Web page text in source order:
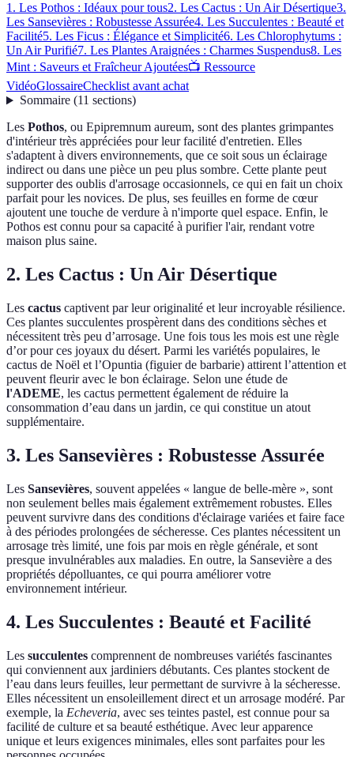
1. Les Pothos : Idéaux pour tous2. Les Cactus : Un Air Désertique3.
Les Sansevières : Robustesse Assurée4. Les Succulentes : Beauté et
Facilité5. Les Ficus : Élégance et Simplicité6. Les Chlorophytums :
Un Air Purifié7. Les Plantes Araignées : Charmes Suspendus8. Les
Mint : Saveurs et Fraîcheur Ajoutées📺 Ressource
VidéoGlossaireChecklist avant achat
Sommaire(11 sections)
Les Pothos, ou Epipremnum aureum, sont des plantes grimpantes
d'intérieur très appréciées pour leur facilité d'entretien. Elles
s'adaptent à divers environnements, que ce soit sous un éclairage
indirect ou dans une pièce un peu plus sombre. Cette plante peut
supporter des oublis d'arrosage occasionnels, ce qui en fait un choix
parfait pour les novices. De plus, ses feuilles en forme de cœur
ajoutent une touche de verdure à n'importe quel espace. Enfin, le
Pothos est connu pour sa capacité à purifier l'air, rendant votre
maison plus saine.
2. Les Cactus : Un Air Désertique
Les cactus captivent par leur originalité et leur incroyable résilience.
Ces plantes succulentes prospèrent dans des conditions sèches et
nécessitent très peu d’arrosage. Une fois tous les mois est une règle
d’or pour ces joyaux du désert. Parmi les variétés populaires, le
cactus de Noël et l’Opuntia (figuier de barbarie) attirent l’attention et
peuvent fleurir avec le bon éclairage. Selon une étude de
l'ADEME, les cactus permettent également de réduire la
consommation d’eau dans un jardin, ce qui constitue un atout
supplémentaire.
3. Les Sansevières : Robustesse Assurée
Les Sansevières, souvent appelées « langue de belle-mère », sont
non seulement belles mais également extrêmement robustes. Elles
peuvent survivre dans des conditions d'éclairage variées et faire face
à des périodes prolongées de sécheresse. Ces plantes nécessitent un
arrosage très limité, une fois par mois en règle générale, et sont
presque invulnérables aux maladies. En outre, la Sansevière a des
propriétés dépolluantes, ce qui pourra améliorer votre
environnement intérieur.
4. Les Succulentes : Beauté et Facilité
Les succulentes comprennent de nombreuses variétés fascinantes
qui conviennent aux jardiniers débutants. Ces plantes stockent de
l’eau dans leurs feuilles, leur permettant de survivre à la sécheresse.
Elles nécessitent un ensoleillement direct et un arrosage modéré. Par
exemple, la Echeveria, avec ses teintes pastel, est connue pour sa
facilité de culture et sa beauté esthétique. Avec leur apparence
unique et leurs exigences minimales, elles sont parfaites pour les